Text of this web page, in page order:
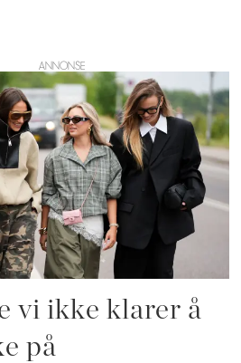
vi ikke klarer å
på